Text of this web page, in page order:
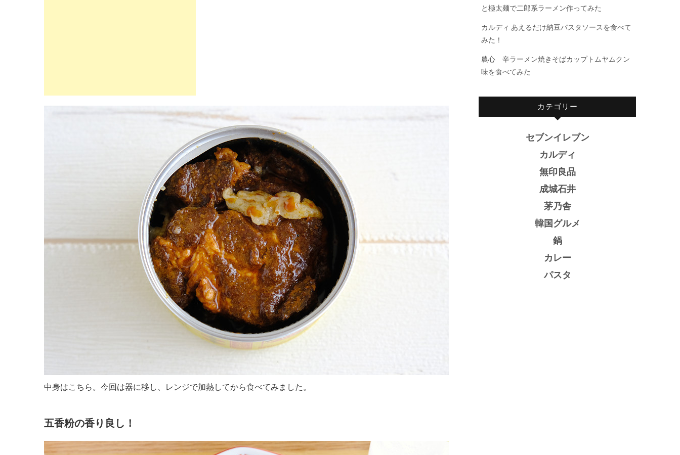
中身はこちら。今回は器に移し、レンジで加熱してから食べてみました。
五香粉の香り良し！
と極太麺で二郎系ラーメン作ってみた
カルディ あえるだけ納豆パスタソースを食べて
みた！
農心 辛ラーメン焼きそばカップトムヤムクン
味を食べてみた
カテゴリー
セブンイレブン
カルディ
無印良品
成城石井
茅乃舎
韓国グルメ
鍋
カレー
パスタ